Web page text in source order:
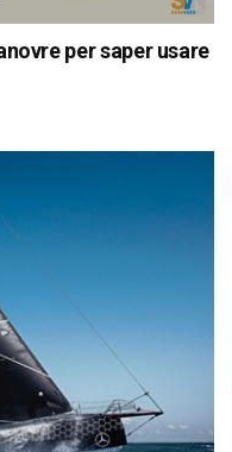
per saper usare